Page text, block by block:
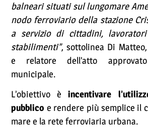
balneari situati sul lungomare
nodo ferroviario della stazione
a servizio di cittadini,
stabilimenti”, sottolinea Di
e relatore dell’atto
municipale.
L’obiettivo èincentivare
pubblico e rendere più semplice il
mare e la rete ferroviaria urbana.